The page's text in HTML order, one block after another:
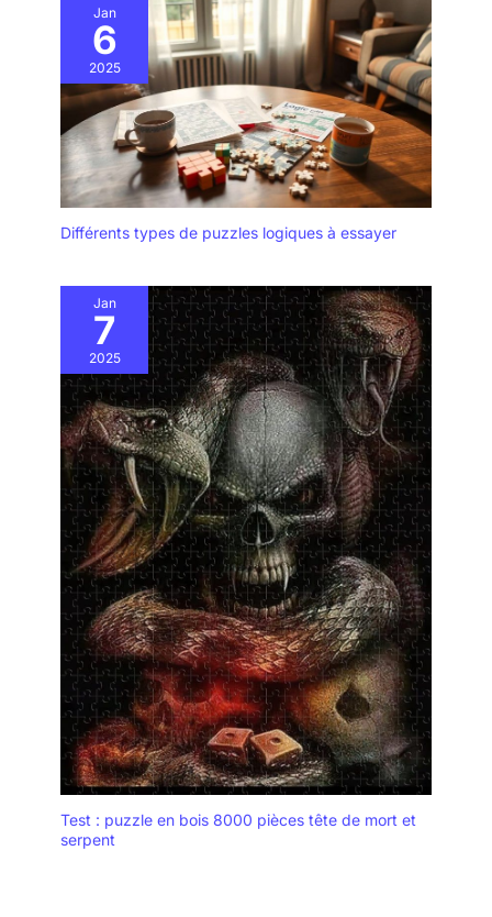
Jan
6
2025
Différents types de puzzles logiques à essayer
Jan
7
2025
Test : puzzle en bois 8000 pièces tête de mort et
serpent